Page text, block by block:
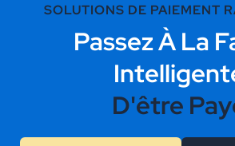
SOLUTIONS DE PAIEMENT
Passez À La
D'être